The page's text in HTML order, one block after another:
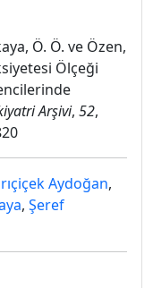
Ö. Ö. ve Özen,
Ölçeği
Arşivi, 52,
Aydoğan,
, Şeref